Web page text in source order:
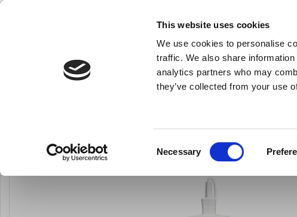
This website uses cookies
We use cookies to personalise
traffic. We also share
analytics partners who may
they’ve collected from your use
Necessary
- Allt vad du behöver till ditt kök
Bakredskap Kok- och stekkärl
LARSEN PRIS